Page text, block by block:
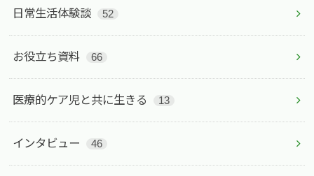
日常生活体験談 52
お役立ち資料 66
医療的ケア児と共に生きる 13
インタビュー 46